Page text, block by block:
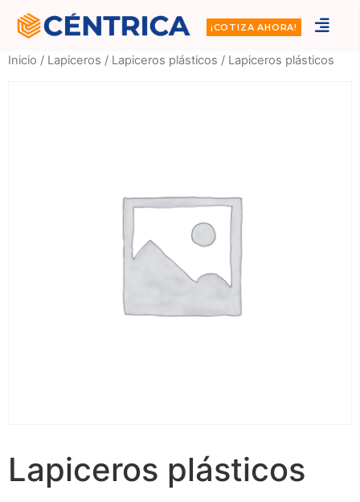
¡COTIZA AHORA!
Inicio / Lapiceros / Lapiceros plásticos / Lapiceros plásticos
Lapiceros plásticos